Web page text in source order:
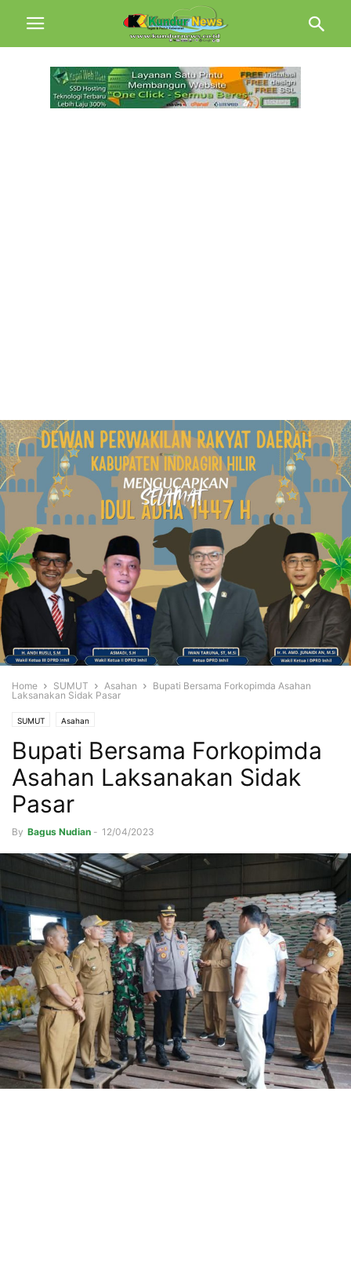
Home SUMUT Asahan
Bupati Bersama Forkopimda Asahan
Laksanakan Sidak Pasar
SUMUT Asahan
Bupati Bersama Forkopimda
Asahan Laksanakan Sidak
Pasar
By Bagus Nudian - 12/04/2023